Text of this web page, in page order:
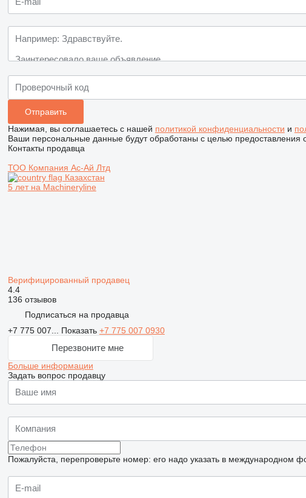
Нажимая, вы соглашаетесь с нашей политикой конфиденциальности и
Ваши персональные данные будут обработаны с целью предоставления
Контакты продавца
ТОО Компания Ас-Ай Лтд
Казахстан
5 лет на Machineryline
Верифицированный продавец
4.4
136 отзывов
Подписаться на продавца
+7 775 007... Показать +7 775 007 0930
Перезвоните мне
Больше информации
Задать вопрос продавцу
Пожалуйста, перепроверьте номер: его надо указать в международном